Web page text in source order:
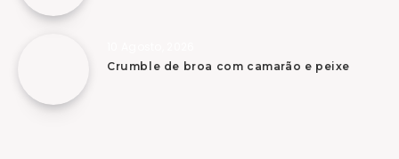
Crumble de broa com camarão e peixe